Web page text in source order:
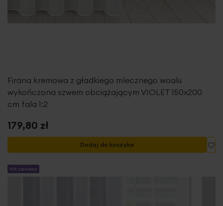
Firana kremowa z gładkiego mlecznego woalu
wykończona szwem obciążającym VIOLET 150x200
cm fala 1:2
179,80 zł
Dodaj do koszyka
Hit cenowy